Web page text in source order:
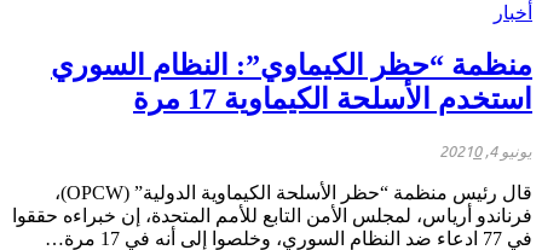
أخبار
منظمة “حظر الكيماوي”: النظام السوري
استخدم الأسلحة الكيماوية 17 مرة
يونيو 4, 2021 0
قال رئيس منظمة “حظر الأسلحة الكيماوية الدولية” (OPCW)،
فرناندو أرياس، لمجلس الأمن التابع للأمم المتحدة، إن خبراءه حققوا
في 77 ادعاء ضد النظام السوري، وخلصوا إلى أنه في 17 مرة…